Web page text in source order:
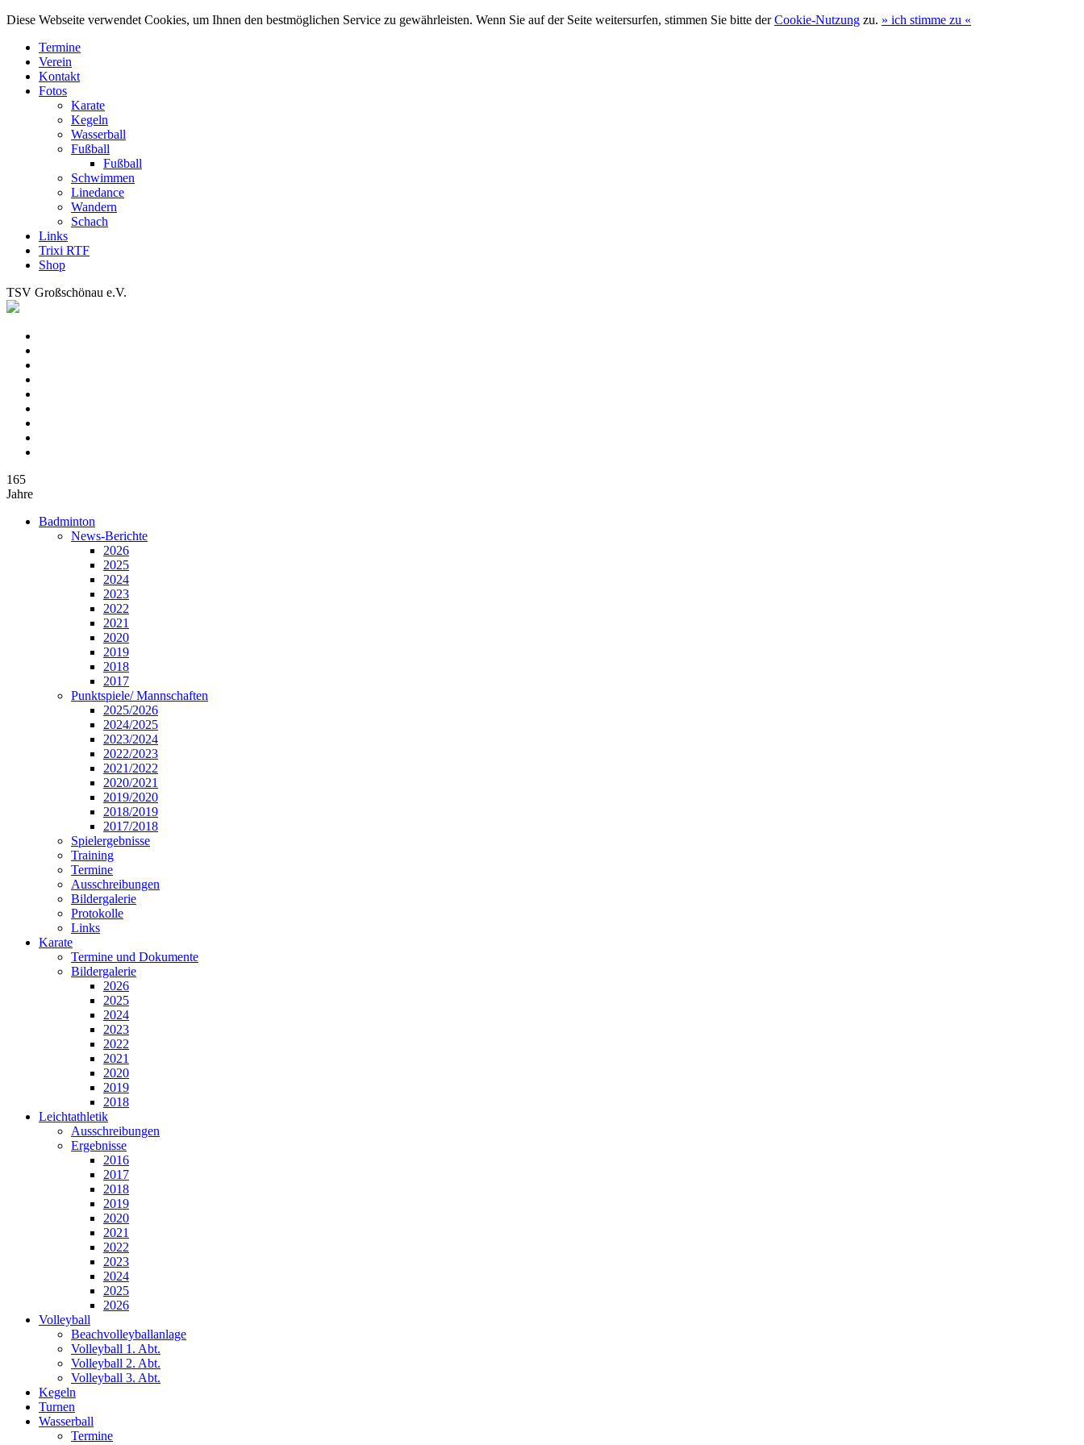
Diese Webseite verwendet Cookies, um Ihnen den bestmöglichen Service zu gewährleisten. Wenn Sie auf der Seite weitersurfen, stimmen Sie bitte derCookie-Nutzung zu. » ich stimme zu «
Termine
Verein
Kontakt
Fotos
Karate
Kegeln
Wasserball
Fußball
Fußball
Schwimmen
Linedance
Wandern
Schach
Links
Trixi RTF
Shop
TSV Großschönau e.V.
165
Jahre
Badminton
News-Berichte
2026
2025
2024
2023
2022
2021
2020
2019
2018
2017
Punktspiele/ Mannschaften
2025/2026
2024/2025
2023/2024
2022/2023
2021/2022
2020/2021
2019/2020
2018/2019
2017/2018
Spielergebnisse
Training
Termine
Ausschreibungen
Bildergalerie
Protokolle
Links
Karate
Termine und Dokumente
Bildergalerie
2026
2025
2024
2023
2022
2021
2020
2019
2018
Leichtathletik
Ausschreibungen
Ergebnisse
2016
2017
2018
2019
2020
2021
2022
2023
2024
2025
2026
Volleyball
Beachvolleyballanlage
Volleyball 1. Abt.
Volleyball 2. Abt.
Volleyball 3. Abt.
Kegeln
Turnen
Wasserball
Termine